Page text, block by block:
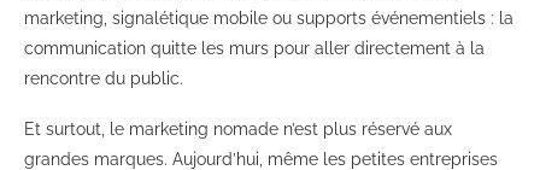
marketing, signalétique mobile ou supports événementiels : la
communication quitte les murs pour aller directement à la
rencontre du public.
Et surtout, le marketing nomade n’est plus réservé aux
grandes marques. Aujourd’hui, même les petites entreprises